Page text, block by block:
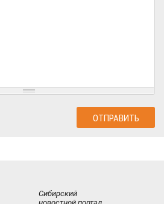
Сибирский